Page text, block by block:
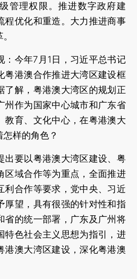
管理权限。推进数字政府建
程优化和重造。大力推进商事
今年7月1日，习近平总书记
粤港澳合作推进大湾区建设框
了解，粤港澳大湾区的规划正
州作为国家中心城市和广东省
教育、文化中心，在粤港澳大
样的角色？
出要以粤港澳大湾区建设、粤
区域合作等为重点，全面推进
利合作等要求，党中央、习近
厚望，具有很强的针对性和指
省的统一部署，广东及广州将
特色社会主义思想为指引，进
港澳大湾区建设，深化粤港澳